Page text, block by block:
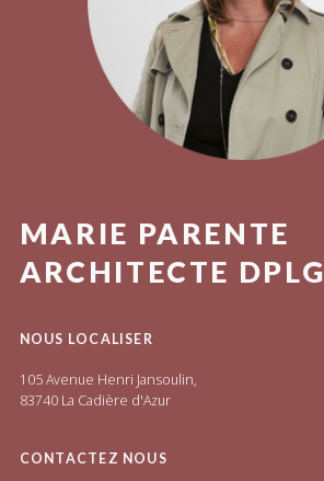
MARIE PARENTE
ARCHITECTE DPLG
NOUS LOCALISER
105 Avenue Henri Jansoulin,
83740 La Cadière d'Azur
CONTACTEZ NOUS